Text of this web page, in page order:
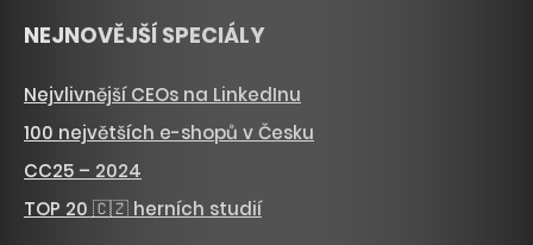
NEJNOVĚJŠÍ SPECIÁLY
Nejvlivnější CEOs na LinkedInu
100 největších e-shopů v Česku
CC25 – 2024
TOP 20 🇨🇿 herních studií